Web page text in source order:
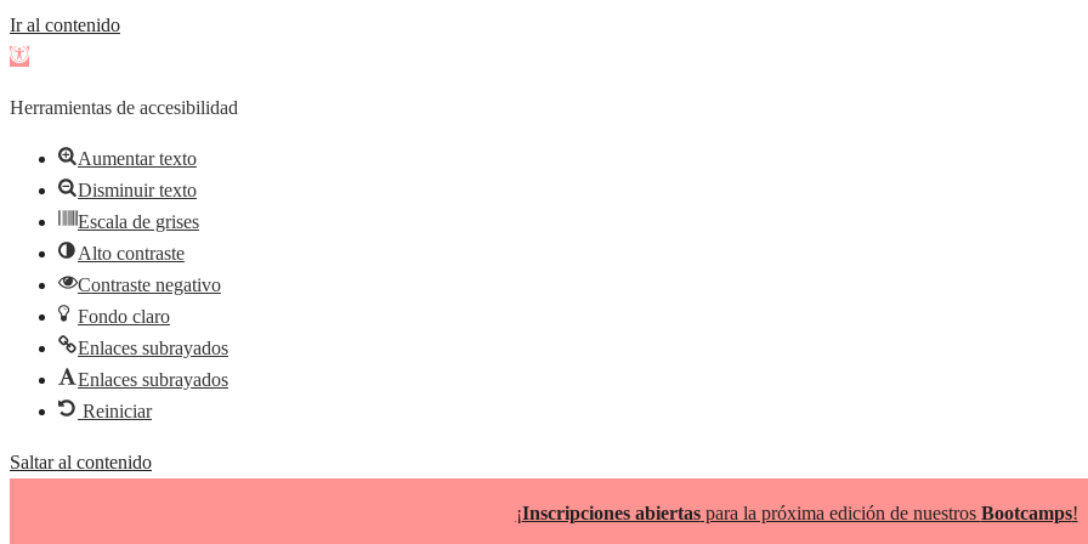
Ir al contenido
Abrir
de
herramientas
Herramientas de accesibilidad
Aumentar texto
Disminuir texto
Escala de grises
Alto contraste
Contraste negativo
Fondo claro
Enlaces subrayados
Enlaces subrayados
Reiniciar
Saltar al contenido
¡Inscripciones abiertaspara la próxima edición de nuestros Bootcamps!